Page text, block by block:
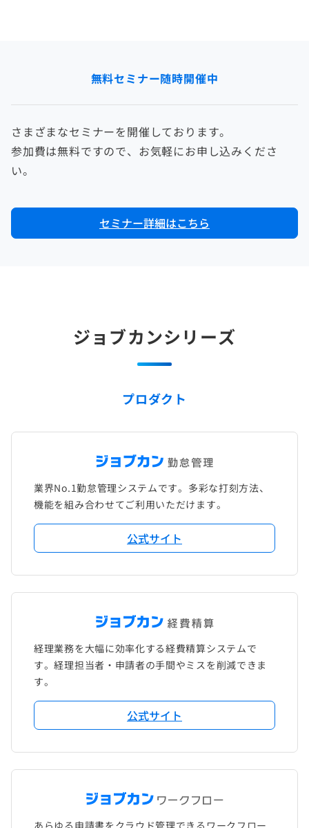
無料セミナー随時開催中
さまざまなセミナーを開催しております。
参加費は無料ですので、お気軽にお申し込みくださ
い。
セミナー詳細はこちら
ジョブカンシリーズ
プロダクト
業界No.1勤怠管理システムです。多彩な打刻方法、
機能を組み合わせてご利用いただけます。
公式サイト
経理業務を大幅に効率化する経費精算システムで
す。経理担当者・申請者の手間やミスを削減できま
す。
公式サイト
あらゆる申請書をクラウド管理できるワークフロー